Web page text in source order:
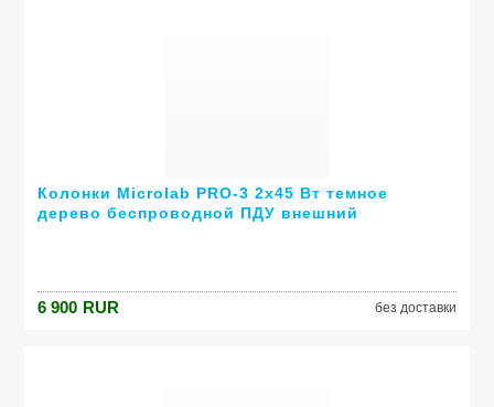
Колонки Microlab PRO-3 2х45 Вт темное
дерево беспроводной ПДУ внешний
6 900 RUR без доставки